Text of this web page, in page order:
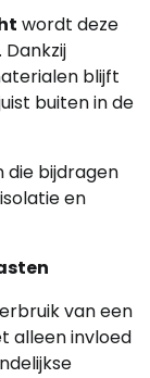
wordt deze
blijft
buiten in de
die bijdragen
en
van een
alleen invloed